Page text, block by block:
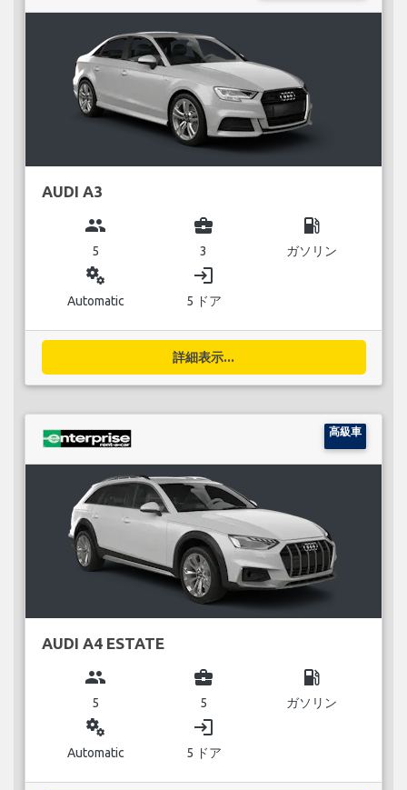
AUDI A3
group
5
business_center
3
local_gas_station
ガソリン
miscellaneous_services
Automatic
login
5 ドア
詳細表示...
高級車
AUDI A4 ESTATE
group
5
business_center
5
local_gas_station
ガソリン
miscellaneous_services
Automatic
login
5 ドア